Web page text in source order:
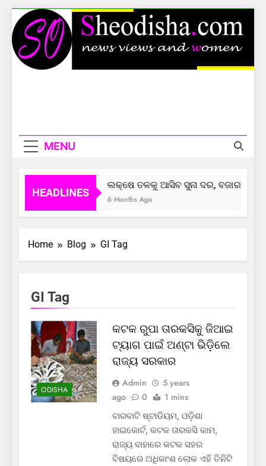
Skip
to
content
MENU
HEADLINES
ଲକ୍ଷେ ତଳକୁ ଆସିବ ସୁନା ଦର, ବଜାର
6 Months Ago
Home Blog GI Tag
GI Tag
ODISHA
କଟକ ରୁପା ତାରକସିକୁ ଜିଆଇ
ଟ୍ୟାଗ ପାଇଁ ଅଣ୍ଟା ଭିଡ଼ିଲେ
ରାଜ୍ୟ ସରକାର
Admin
5 years
ago
0 1 mins
ବାରବାଟି ଷ୍ଟାଡିୟମ, ଓଡ଼ିଶା
ହାଇକୋର୍ଟ, କଟକ ତାରକସି କାମ,
ରାଜ୍ୟ ବାହାରେ କଟକ ସହର
ବିଷୟରେ ଅଧିକାଂଶ ଲୋକ ଏହି ତିନିଟି